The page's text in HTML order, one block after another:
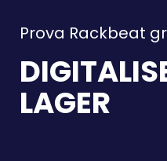
Prova Rackbeat
LAGER